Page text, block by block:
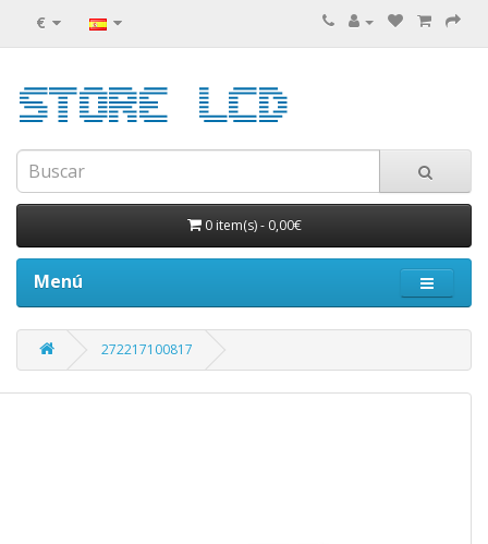
€
0 item(s)- 0,00€
Menú
272217100817